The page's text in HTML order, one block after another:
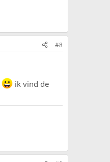
#8
ik vind de